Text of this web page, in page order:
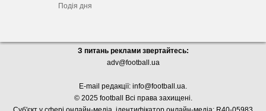
Подія дня
З питань реклами звертайтесь:
adv@football.ua
E-mail редакції: info@football.ua.
© 2025 football Всі права захищені.